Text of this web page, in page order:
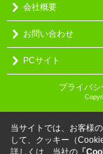
会社概要
お問い合わせ
PCサイト
プライバ
当サイトでは、お客様
して、クッキー（
詳しくは、当社の 「